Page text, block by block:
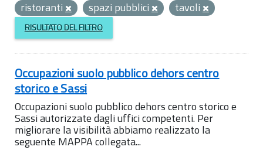
ristoranti
spazi pubblici tavoli
RISULTATO DEL FILTRO
Occupazioni suolo pubblico dehors centro
storico e Sassi
Occupazioni suolo pubblico dehors centro storico e
Sassi autorizzate dagli uffici competenti. Per
migliorare la visibilità abbiamo realizzato la
seguente MAPPA collegata...